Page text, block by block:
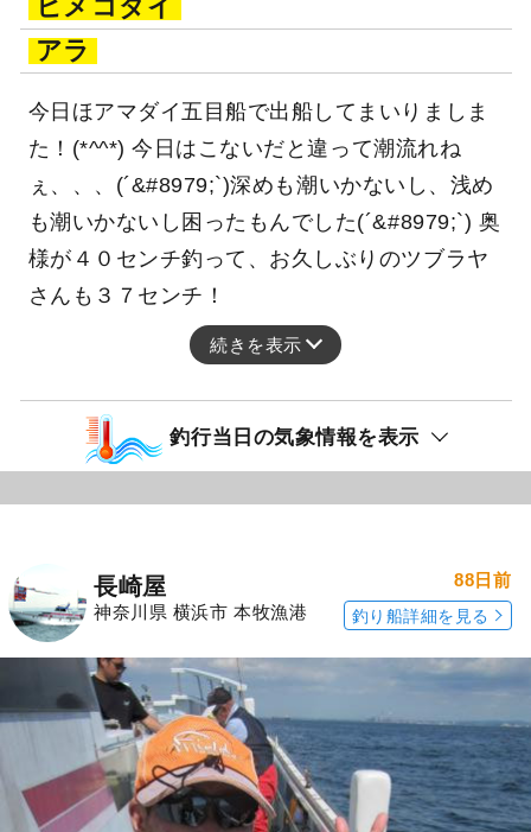
ヒメコダイ
アラ
今日ほアマダイ五目船で出船してまいりましま
た！(*^^*) 今日はこないだと違って潮流れね
ぇ、、、(´&#8979;`)深めも潮いかないし、浅め
も潮いかないし困ったもんでした(´&#8979;`) 奥
様が４０センチ釣って、お久しぶりのツブラヤ
さんも３７センチ！
続きを表示
釣行当日の気象情報を表示
長崎屋
神奈川県 横浜市 本牧漁港
88日前
釣り船詳細を見る